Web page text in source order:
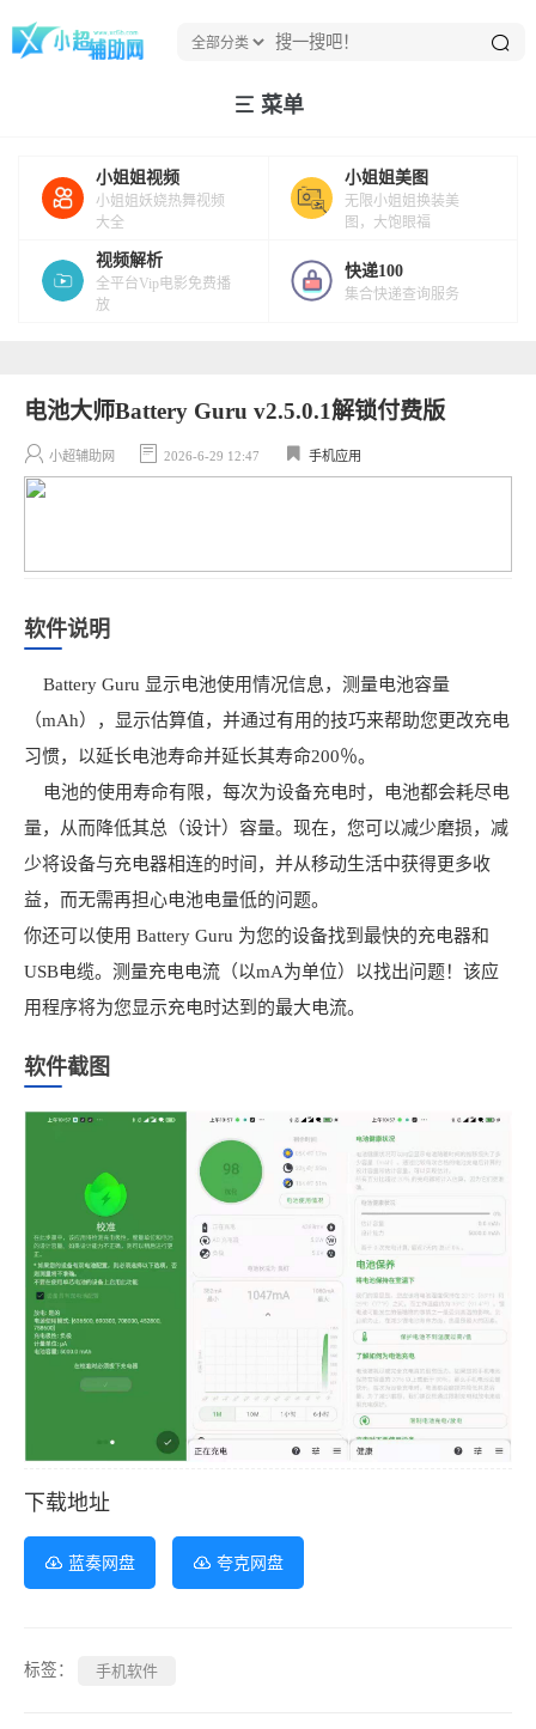
菜单
小姐姐视频
小姐姐妖娆热舞视频
大全
小姐姐美图
无限小姐姐换装美
图，大饱眼福
视频解析
全平台Vip电影免费播
放
快递100
集合快递查询服务
电池大师Battery Guru v2.5.0.1解锁付费版
小超辅助网 2026-6-29 12:47 手机应用
软件说明
Battery Guru 显示电池使用情况信息，测量电池容量
（mAh），显示估算值，并通过有用的技巧来帮助您更改充电
习惯，以延长电池寿命并延长其寿命200％。
电池的使用寿命有限，每次为设备充电时，电池都会耗尽电
量，从而降低其总（设计）容量。现在，您可以减少磨损，减
少将设备与充电器相连的时间，并从移动生活中获得更多收
益，而无需再担心电池电量低的问题。
你还可以使用 Battery Guru 为您的设备找到最快的充电器和
USB电缆。测量充电电流（以mA为单位）以找出问题！该应
用程序将为您显示充电时达到的最大电流。
软件截图
下载地址
蓝奏网盘 夸克网盘
标签： 手机软件